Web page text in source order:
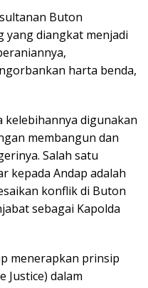
Buton
yang diangkat menjadi
harta benda,
kelebihannya digunakan
membangun dan
Salah satu
kepada Andap adalah
konflik di Buton
sebagai Kapolda
menerapkan prinsip
Justice) dalam